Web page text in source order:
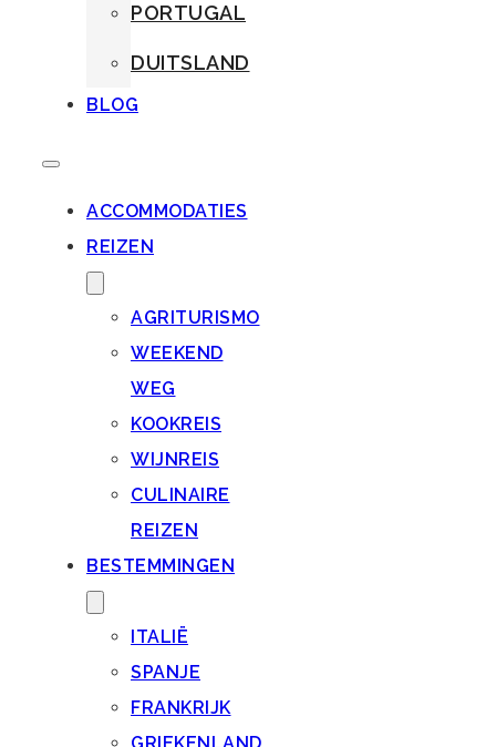
PORTUGAL
DUITSLAND
BLOG
ACCOMMODATIES
REIZEN
AGRITURISMO
WEEKEND
WEG
KOOKREIS
WIJNREIS
CULINAIRE
REIZEN
BESTEMMINGEN
ITALIË
SPANJE
FRANKRIJK